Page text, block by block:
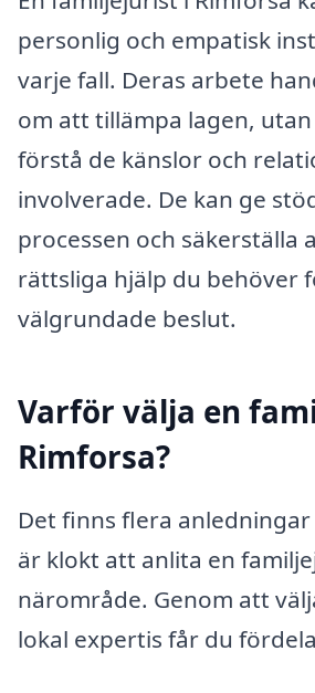
personlig och empatisk
varje fall. Deras arbete
om att tillämpa lagen,
förstå de känslor och
involverade. De kan ge
processen och säkerställa
rättsliga hjälp du behöver
välgrundade beslut.
Varför välja en
Rimforsa?
Det finns flera
är klokt att anlita en
närområde. Genom att
lokal expertis får du